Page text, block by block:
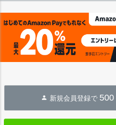
新規会員登録で 500